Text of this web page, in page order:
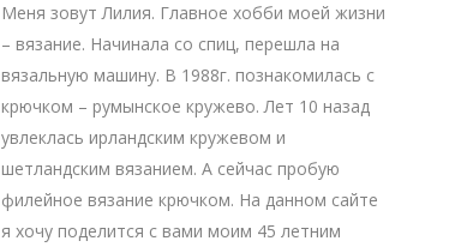
Меня зовут Лилия. Главное хобби моей жизни
– вязание. Начинала со спиц, перешла на
вязальную машину. В 1988г. познакомилась с
крючком – румынское кружево. Лет 10 назад
увлеклась ирландским кружевом и
шетландским вязанием. А сейчас пробую
филейное вязание крючком. На данном сайте
я хочу поделится с вами моим 45 летним